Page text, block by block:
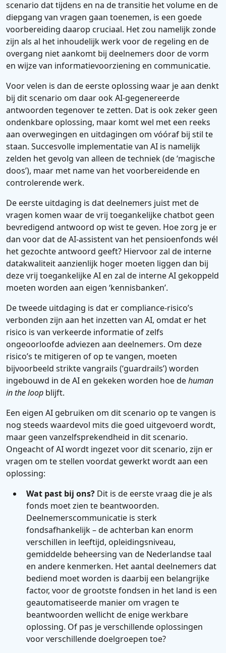
scenario dat tijdens en na de transitie het volume en de
diepgang van vragen gaan toenemen, is een goede
voorbereiding daarop cruciaal. Het zou namelijk zonde
zijn als al het inhoudelijk werk voor de regeling en de
overgang niet aankomt bij deelnemers door de vorm
en wijze van informatievoorziening en communicatie.
Voor velen is dan de eerste oplossing waar je aan denkt
bij dit scenario om daar ook AI-gegenereerde
antwoorden tegenover te zetten. Dat is ook zeker geen
ondenkbare oplossing, maar komt wel met een reeks
aan overwegingen en uitdagingen om vóóraf bij stil te
staan. Succesvolle implementatie van AI is namelijk
zelden het gevolg van alleen de techniek (de ‘magische
doos’), maar met name van het voorbereidende en
controlerende werk.
De eerste uitdaging is dat deelnemers juist met de
vragen komen waar de vrij toegankelijke chatbot geen
bevredigend antwoord op wist te geven. Hoe zorg je er
dan voor dat de AI-assistent van het pensioenfonds wél
het gezochte antwoord geeft? Hiervoor zal de interne
datakwaliteit aanzienlijk hoger moeten liggen dan bij
deze vrij toegankelijke AI en zal de interne AI gekoppeld
moeten worden aan eigen ‘kennisbanken’.
De tweede uitdaging is dat er compliance-risico’s
verbonden zijn aan het inzetten van AI, omdat er het
risico is van verkeerde informatie of zelfs
ongeoorloofde adviezen aan deelnemers. Om deze
risico’s te mitigeren of op te vangen, moeten
bijvoorbeeld strikte vangrails (‘guardrails’) worden
ingebouwd in de AI en gekeken worden hoe dehuman
in the loop blijft.
Een eigen AI gebruiken om dit scenario op te vangen is
nog steeds waardevol mits die goed uitgevoerd wordt,
maar geen vanzelfsprekendheid in dit scenario.
Ongeacht of AI wordt ingezet voor dit scenario, zijn er
vragen om te stellen voordat gewerkt wordt aan een
oplossing:
Wat past bij ons? Dit is de eerste vraag die je als
fonds moet zien te beantwoorden.
Deelnemerscommunicatie is sterk
fondsafhankelijk – de achterban kan enorm
verschillen in leeftijd, opleidingsniveau,
gemiddelde beheersing van de Nederlandse taal
en andere kenmerken. Het aantal deelnemers dat
bediend moet worden is daarbij een belangrijke
factor, voor de grootste fondsen in het land is een
geautomatiseerde manier om vragen te
beantwoorden wellicht de enige werkbare
oplossing. Of pas je verschillende oplossingen
voor verschillende doelgroepen toe?